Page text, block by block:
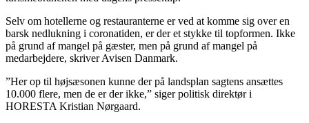
Selv om hotellerne og restauranterne er ved at komme sig over en
barsk nedlukning i coronatiden, er der et stykke til topformen. Ikke
på grund af mangel på gæster, men på grund af mangel på
medarbejdere, skriver Avisen Danmark.
”Her op til højsæsonen kunne der på landsplan sagtens ansættes
10.000 flere, men de er der ikke,” siger politisk direktør i
HORESTA Kristian Nørgaard.